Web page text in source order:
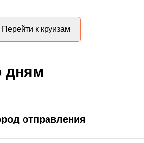
Перейти к круизам
дням
отправления